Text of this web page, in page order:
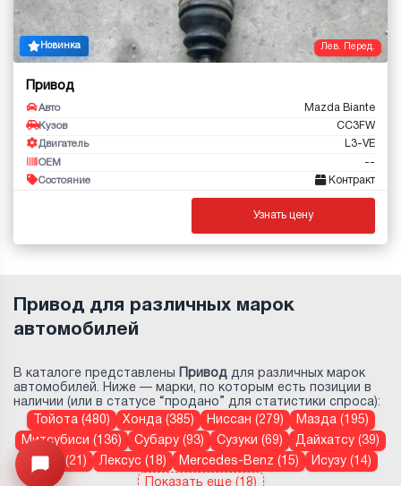
Лев. Перед.
Новинка
Привод
Авто Mazda Biante
Кузов CC3FW
Двигатель L3-VE
OEM --
Состояние Контракт
Узнать цену
Узнайте цену запчасти -> Открыть меню
Привод для различных марок
автомобилей
В каталоге представлены Привод для различных марок
автомобилей. Ниже — марки, по которым есть позиции в
наличии (или в статусе “продано” для статистики спроса):
Тойота (480)
Хонда (385) Ниссан (279)
Мазда (195)
Митсубиси (136)
Субару (93) Сузуки (69)
Дайхатсу (39)
Volvo (21)
Лексус (18) Mercedes-Benz (15)
Исузу (14)
Показать еще (18)